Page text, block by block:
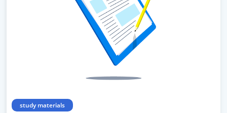
study materials